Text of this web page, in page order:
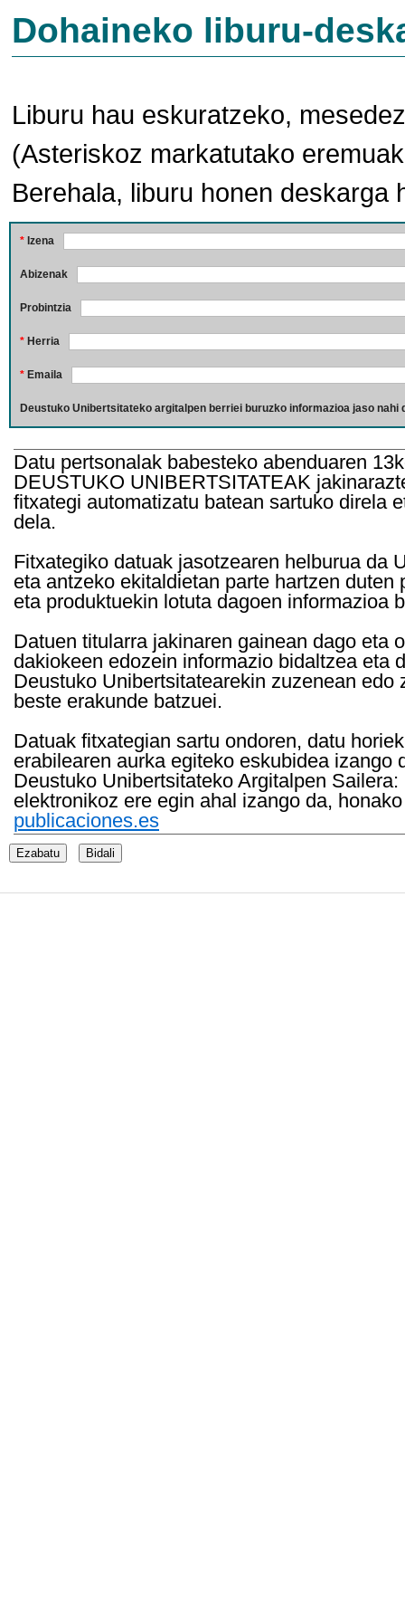
Dohaineko liburu-
Liburu hau eskuratzeko,
(Asteriskoz markatutako
Berehala, liburu honen deskarga
* Izena
Abizenak
Probintzia
* Herria
* Emaila
Deustuko Unibertsitateko argitalpen berriei buruzko informazioa jaso nahi
Datu pertsonalak babesteko abenduaren
DEUSTUKO UNIBERTSITATEAK
fitxategi automatizatu batean sartuko direla
dela.
Fitxategiko datuak jasotzearen helburua da
eta antzeko ekitaldietan parte hartzen
eta produktuekin lotuta dagoen informazioa
Datuen titularra jakinaren gainean dago eta
dakiokeen edozein informazio bidaltzea eta
Deustuko Unibertsitatearekin zuzenean
beste erakunde batzuei.
Datuak fitxategian sartu ondoren, datu
erabilearen aurka egiteko eskubidea
Deustuko Unibertsitateko Argitalpen
elektronikoz ere egin ahal izango da,
publicaciones.es
Ezabatu Bidali